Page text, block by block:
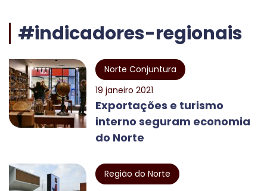
#indicadores-regionais
Norte Conjuntura
19 janeiro 2021
Exportações e turismo
interno seguram economia
do Norte
Região do Norte